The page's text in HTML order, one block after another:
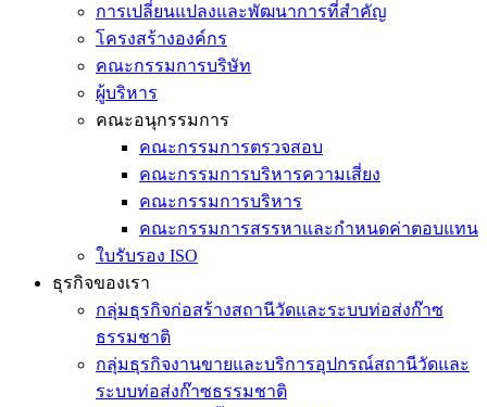
การเปลี่ยนแปลงและพัฒนาการที่สำคัญ
โครงสร้างองค์กร
คณะกรรมการบริษัท
ผู้บริหาร
คณะอนุกรรมการ
คณะกรรมการตรวจสอบ
คณะกรรมการบริหารความเสี่ยง
คณะกรรมการบริหาร
คณะกรรมการสรรหาและกำหนดค่าตอบแทน
ใบรับรอง ISO
ธุรกิจของเรา
กลุ่มธุรกิจก่อสร้างสถานีวัดและระบบท่อส่งก๊าซ
ธรรมชาติ
กลุ่มธุรกิจงานขายและบริการอุปกรณ์สถานีวัดและ
ระบบท่อส่งก๊าซธรรมชาติ